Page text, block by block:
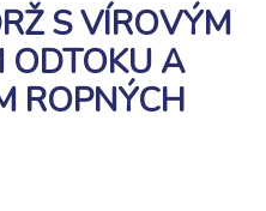
S VÍROVÝM
ODTOKU A
ROPNÝCH